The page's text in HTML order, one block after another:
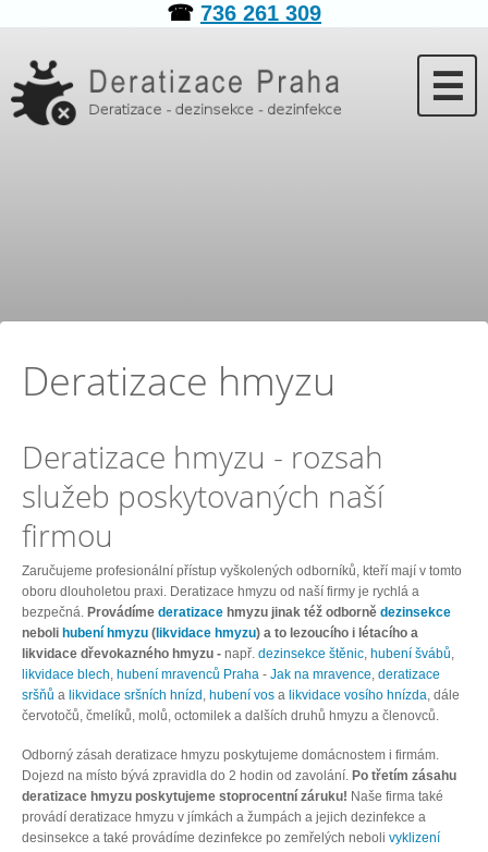
☎ 736 261 309
☰
Deratizace hmyzu
Deratizace hmyzu - rozsah
služeb poskytovaných naší
firmou
Zaručujeme profesionální přístup vyškolených odborníků, kteří mají v tomto
oboru dlouholetou praxi. Deratizace hmyzu od naší firmy je rychlá a
bezpečná. Provádíme deratizace hmyzu jinak též odborně dezinsekce
neboli hubení hmyzu ( likvidace hmyzu) a to lezoucího i létacího a
likvidace dřevokazného hmyzu - např. dezinsekce štěnic, hubení švábů,
likvidace blech, hubení mravenců Praha - Jak na mravence, deratizace
sršňů a likvidace sršních hnízd , hubení vos a likvidace vosího hnízda, dále
červotočů, čmelíků, molů, octomilek a dalších druhů hmyzu a členovců.
Odborný zásah deratizace hmyzu poskytujeme domácnostem i firmám.
Dojezd na místo bývá zpravidla do 2 hodin od zavolání. Po třetím zásahu
deratizace hmyzu poskytujeme stoprocentní záruku! Naše firma také
provádí deratizace hmyzu v jímkách a žumpách a jejich dezinfekce a
desinsekce a také provádíme dezinfekce po zemřelých neboli vyklizení